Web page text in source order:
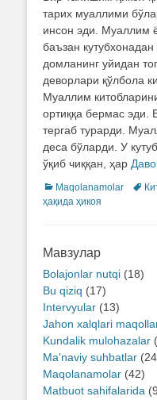
тарих муаллими
инсон эди. Муаллим
баъзан
домланинг уйидан
деворлари қўлбола
Муаллим
ортиққа бермас эди.
тергаб турарди.
деса бўларди. У
ўқиб чиққан, ҳар
Categories
Maqolanamolar Tags
ҳақида ҳикоя
Мавзулар
Bolajonlar nutqi (18)
Bu qiziq (17)
Intervyular (13)
Jahon xalqlari
Kundalik mulohazalar
Ma'naviy suhbatlar
Maqolanamolar (42)
Matbuot sahifalarida